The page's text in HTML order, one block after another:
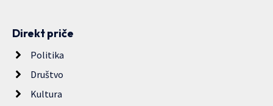
Direkt priče
Politika
Društvo
Kultura